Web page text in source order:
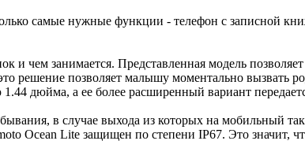
самые нужные функции - телефон с записной
и чем занимается. Представленная модель
решение позволяет малышу моментально вызвать
дюйма, а ее более расширенный вариант
в случае выхода из которых на мобильный
Ocean Lite защищен по степени IP67. Это значит,